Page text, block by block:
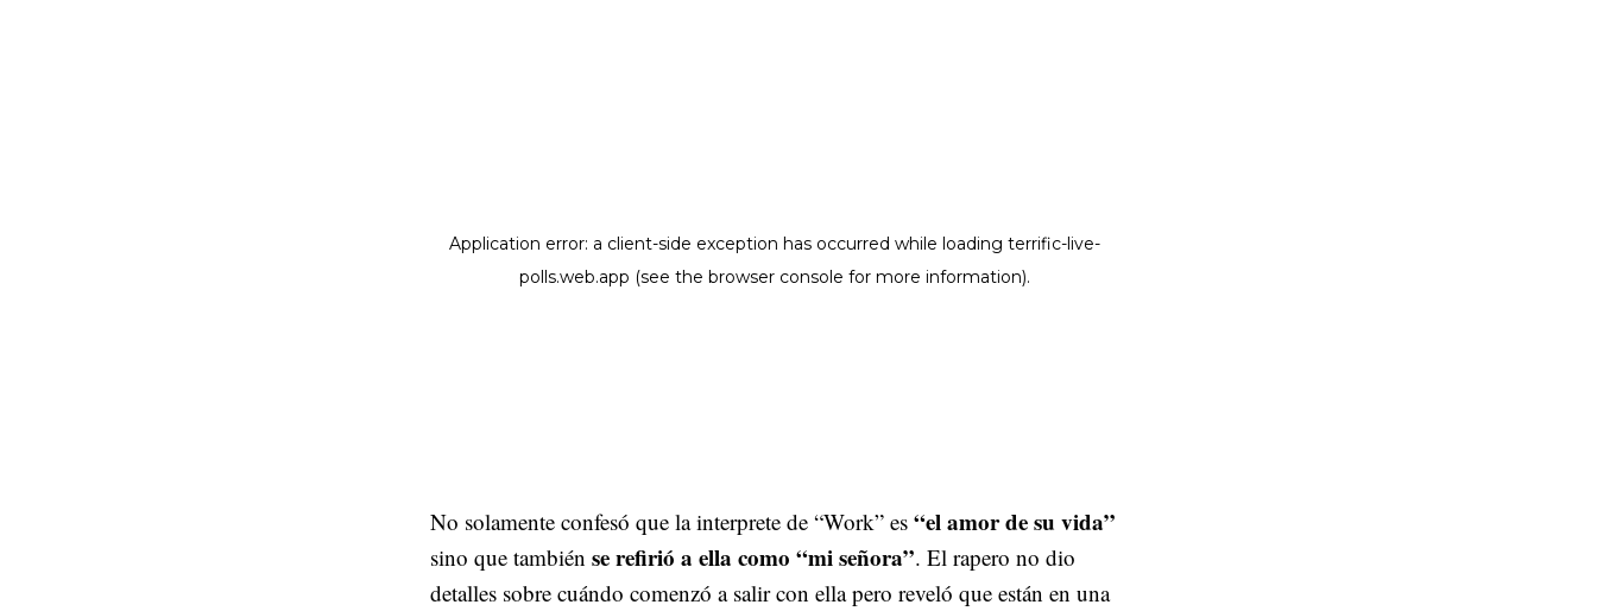
No solamente confesó que la interprete de “Work” es “el amor de su vida”
sino que también se refirió a ella como “mi señora”. El rapero no dio
detalles sobre cuándo comenzó a salir con ella pero reveló que están en una